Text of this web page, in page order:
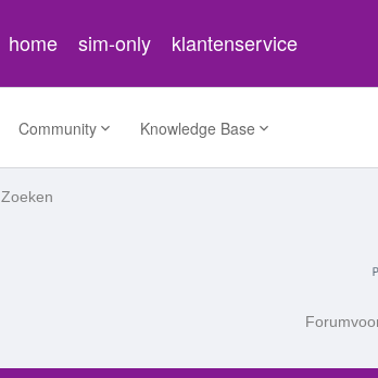
home sim-only klantenservice
Community Knowledge Base
Zoeken